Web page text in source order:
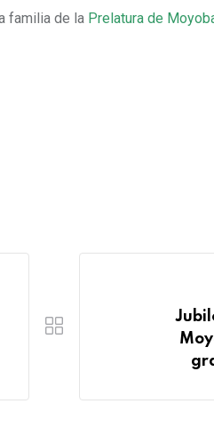
familia de la Prelatura de